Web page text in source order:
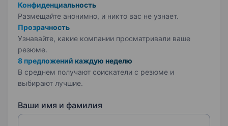
Конфиденциальность
Размещайте анонимно, и никто вас не узнает.
Прозрачность
Узнавайте, какие компании просматривали ваше
резюме.
8 предложений каждую неделю
В среднем получают соискатели с резюме и
выбирают лучшие.
Ваши имя и фамилия